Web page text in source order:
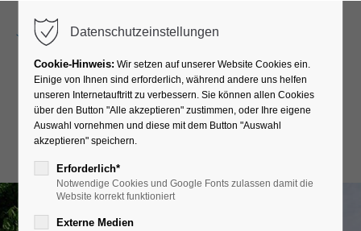
Kurhotel Grüttner
Kleine Woche
Datenschutzeinstellungen
Cookie-Hinweis: Wir setzen auf unserer Website Cookies ein.
Einige von Ihnen sind erforderlich, während andere uns helfen
unseren Internetauftritt zu verbessern. Sie können allen Cookies
über den Button "Alle akzeptieren" zustimmen, oder Ihre eigene
Auswahl vornehmen und diese mit dem Button "Auswahl
akzeptieren" speichern.
Erforderlich*
Notwendige Cookies und Google Fonts zulassen damit die
Website korrekt funktioniert
Externe Medien